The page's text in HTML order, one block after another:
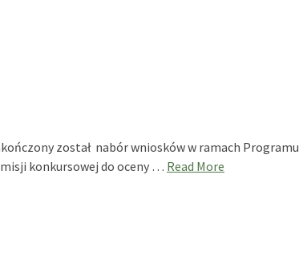
został nabór wniosków w ramach
konkursowej do oceny … Read More